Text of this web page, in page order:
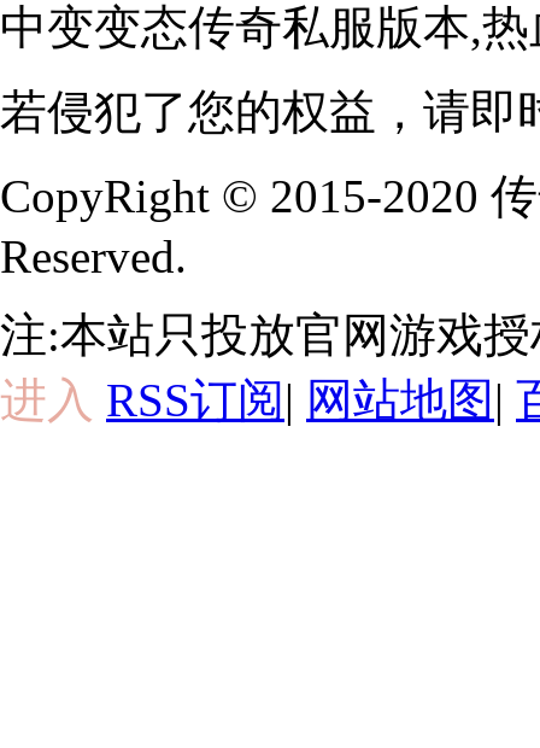
中变变态传奇私服版本,
若侵犯了您的权益，请即
CopyRight © 2015-2020
Reserved.
注:本站只投放官网游戏
进入 RSS订阅| 网站地图 |